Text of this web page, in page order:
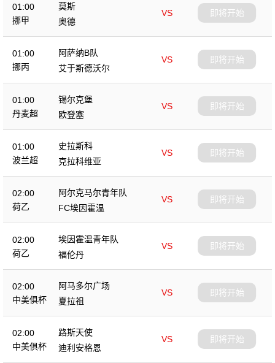
01:00
挪甲
莫斯
VS
奥德
即将开始
01:00
挪丙
阿萨纳B队
VS
艾于斯德沃尔
即将开始
01:00
丹麦超
锡尔克堡
VS
欧登塞
即将开始
01:00
波兰超
史拉斯科
VS
克拉科维亚
即将开始
02:00
荷乙
阿尔克马尔青年队
VS
FC埃因霍温
即将开始
02:00
荷乙
埃因霍温青年队
VS
福伦丹
即将开始
02:00
中美俱杯
阿马多尔广场
VS
夏拉祖
即将开始
02:00
中美俱杯
路斯天使
VS
迪利安格恩
即将开始